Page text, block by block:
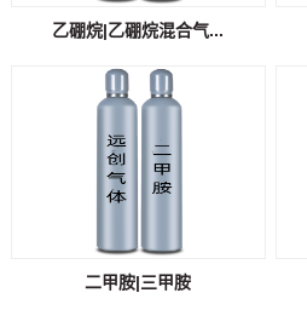
乙硼烷|乙硼烷混合气...
二甲胺|三甲胺